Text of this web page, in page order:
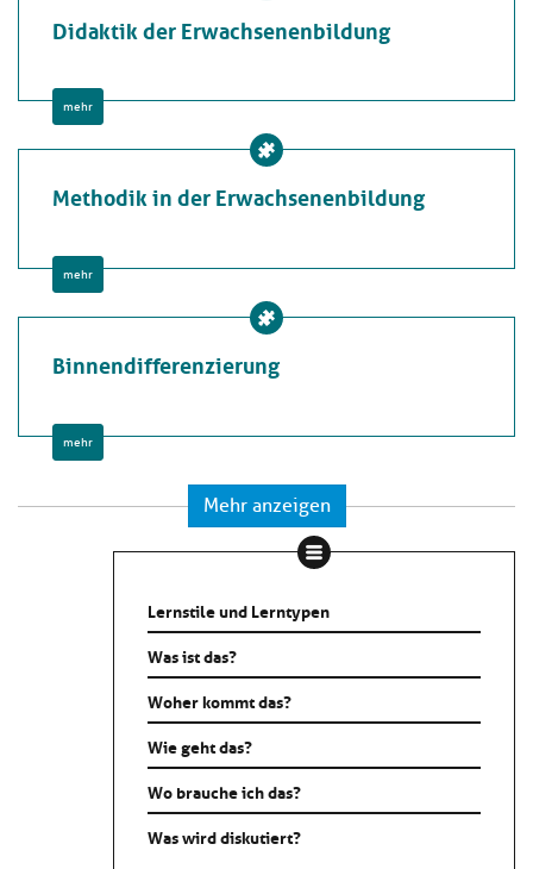
Didaktik der Erwachsenenbildung
mehr
Methodik in der Erwachsenenbildung
mehr
Binnendifferenzierung
mehr
Mehr anzeigen
Lernstile und Lerntypen
Was ist das?
Woher kommt das?
Wie geht das?
Wo brauche ich das?
Was wird diskutiert?